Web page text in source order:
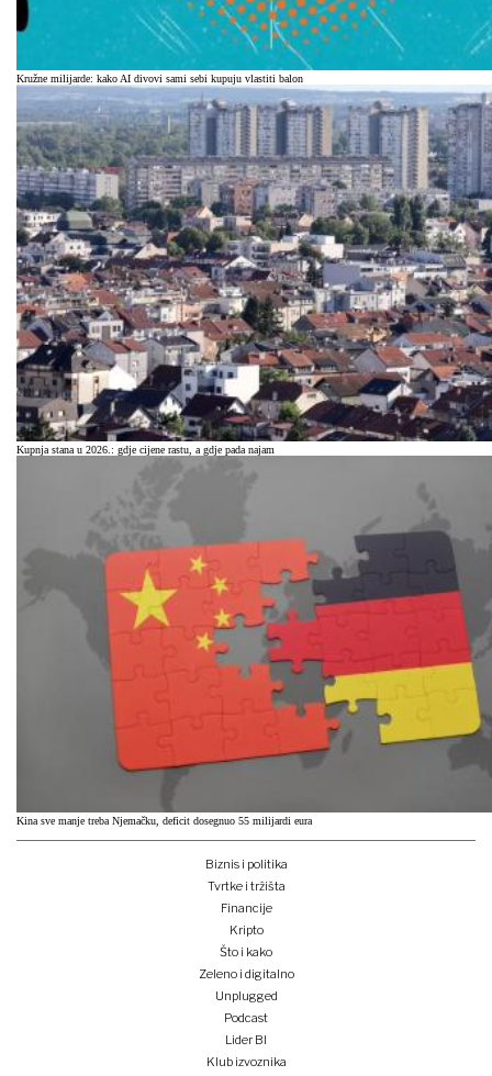
Kružne milijarde: kako AI divovi sami sebi kupuju vlastiti balon
Kupnja stana u 2026.: gdje cijene rastu, a gdje pada najam
Kina sve manje treba Njemačku, deficit dosegnuo 55 milijardi eura
Biznis i politika
Tvrtke i tržišta
Financije
Kripto
Što i kako
Zeleno i digitalno
Unplugged
Podcast
Lider BI
Klub izvoznika